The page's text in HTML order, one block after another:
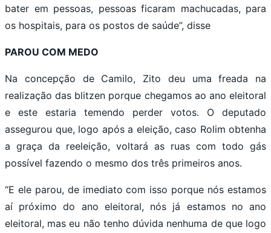
bater em pessoas, pessoas ficaram machucadas, para
os hospitais, para os postos de saúde”, disse
PAROU COM MEDO
Na concepção de Camilo, Zito deu uma freada na
realização das blitzen porque chegamos ao ano eleitoral
e este estaria temendo perder votos. O deputado
assegurou que, logo após a eleição, caso Rolim obtenha
a graça da reeleição, voltará as ruas com todo gás
possível fazendo o mesmo dos três primeiros anos.
“E ele parou, de imediato com isso porque nós estamos
aí próximo do ano eleitoral, nós já estamos no ano
eleitoral, mas eu não tenho dúvida nenhuma de que logo